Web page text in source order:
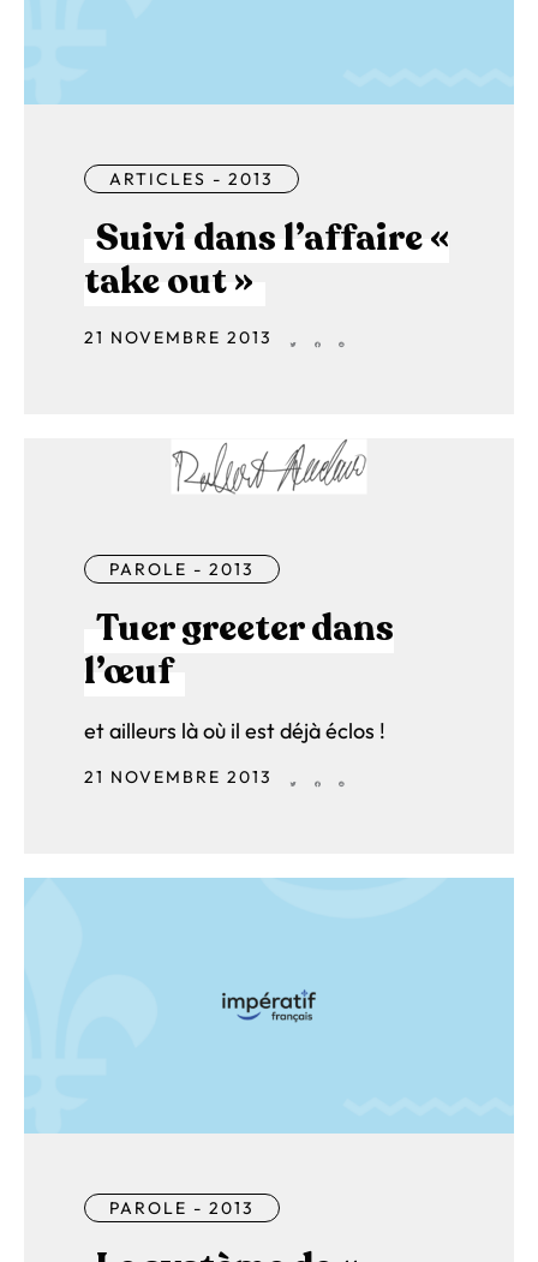
ARTICLES - 2013
Suivi dans l’affaire «
take out »
21 NOVEMBRE 2013
PAROLE - 2013
Tuer greeter dans
l’œuf
et ailleurs là où il est déjà éclos !
21 NOVEMBRE 2013
PAROLE - 2013